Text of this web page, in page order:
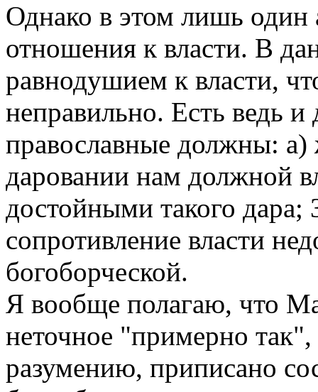
Однако в этом лишь один
отношения к власти. В
равнодушием к власти,
неправильно. Есть ведь
православные должны: а)
даровании нам должной
достойными такого дара;
сопротивление власти
богоборческой.
Я вообще полагаю, что
неточное "примерно
разумению, приписано